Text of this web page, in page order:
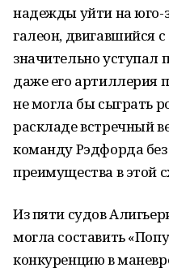
надежды уйти на юго-
галеон, двигавшийся
значительно уступал
даже его артиллерия
не могла бы сыграть
раскладе встречный
команду Рэдфорда без
преимущества в этой
Из пяти судов
могла составить
конкуренцию в